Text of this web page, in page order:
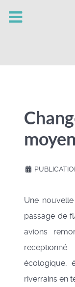
Une
passage de
avions
écologique,
riverrains en